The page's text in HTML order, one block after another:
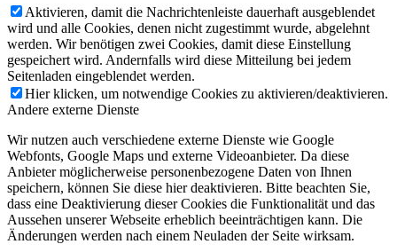
Aktivieren, damit die Nachrichtenleiste dauerhaft ausgeblendet
wird und alle Cookies, denen nicht zugestimmt wurde, abgelehnt
werden. Wir benötigen zwei Cookies, damit diese Einstellung
gespeichert wird. Andernfalls wird diese Mitteilung bei jedem
Seitenladen eingeblendet werden.
Hier klicken, um notwendige Cookies zu aktivieren/deaktivieren.
Andere externe Dienste
Wir nutzen auch verschiedene externe Dienste wie Google
Webfonts, Google Maps und externe Videoanbieter. Da diese
Anbieter möglicherweise personenbezogene Daten von Ihnen
speichern, können Sie diese hier deaktivieren. Bitte beachten Sie,
dass eine Deaktivierung dieser Cookies die Funktionalität und das
Aussehen unserer Webseite erheblich beeinträchtigen kann. Die
Änderungen werden nach einem Neuladen der Seite wirksam.